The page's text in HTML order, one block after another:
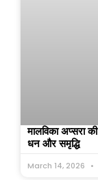
मालविका अप्सरा
धन और समृद्धि
March 14, 2026